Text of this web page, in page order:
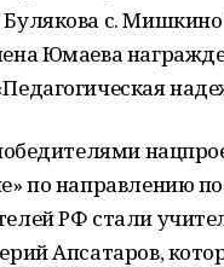
с.
Юмаева
по направлению
РФ стали
Апсатаров,